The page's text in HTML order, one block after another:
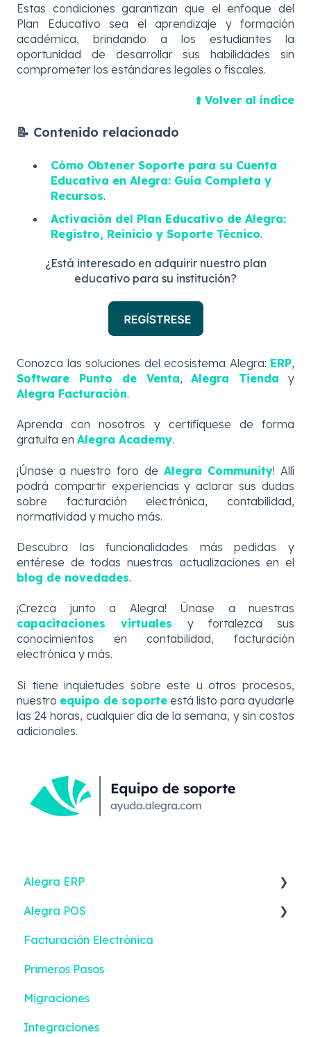
Estas condiciones garantizan que el enfoque del
Plan Educativo sea el aprendizaje y formación
académica, brindando a los estudiantes la
oportunidad de desarrollar sus habilidades sin
comprometer los estándares legales o fiscales.
⬆️ Volver al índice
📝 Contenido relacionado
Cómo Obtener Soporte para su Cuenta
Educativa en Alegra: Guía Completa y
Recursos.
Activación del Plan Educativo de Alegra:
Registro, Reinicio y Soporte Técnico.
¿Está interesado en adquirir nuestro plan
educativo para su institución?
Conozca las soluciones del ecosistema Alegra: ERP,
Software Punto de Venta,Alegra Tienda y
Alegra Facturación.
Aprenda con nosotros y certifíquese de forma
gratuita en Alegra Academy.
¡Únase a nuestro foro de Alegra Community! Allí
podrá compartir experiencias y aclarar sus dudas
sobre facturación electrónica, contabilidad,
normatividad y mucho más.
Descubra las
funcionalidades más pedidas y
entérese de todas nuestras actualizaciones en el
blog de novedades.
¡Crezca junto a Alegra! Únase a nuestras
capacitaciones virtuales y fortalezca sus
conocimientos en contabilidad, facturación
electrónica y más.
Si tiene inquietudes sobre este u otros procesos,
nuestro equipo de soporte está listo para ayudarle
las 24 horas, cualquier día de la semana, y sin costos
adicionales.
Alegra ERP
Ingresos
Reportes
Gastos
Impuestos y Retenciones
Emisión de documentos
Alegra POS
Ingresos
Contactos
Configuración
Gestión de efectivo
Facturación Electrónica
Primeros Pasos
Migraciones
Integraciones